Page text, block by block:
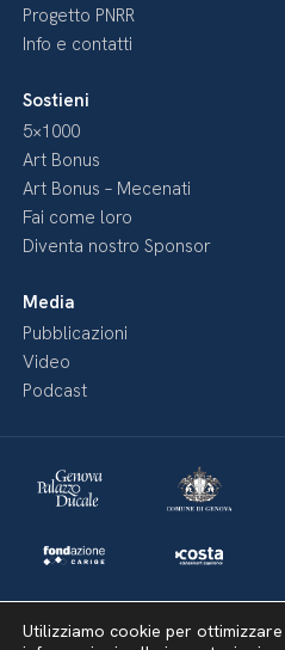
Progetto PNRR
Info e contatti
Sostieni
5×1000
Art Bonus
Art Bonus – Mecenati
Fai come loro
Diventa nostro Sponsor
Media
Pubblicazioni
Video
Podcast
Utilizziamo cookie per